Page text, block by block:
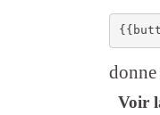
donne
Voir